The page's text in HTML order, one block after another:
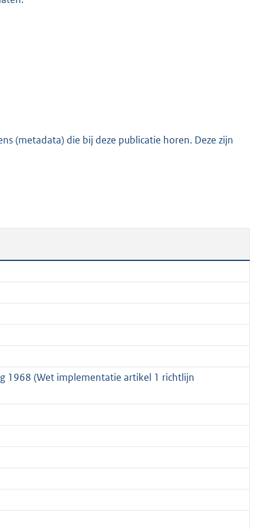
(metadata) die bij deze publicatie horen. Deze zijn
1968 (Wet implementatie artikel 1 richtlijn